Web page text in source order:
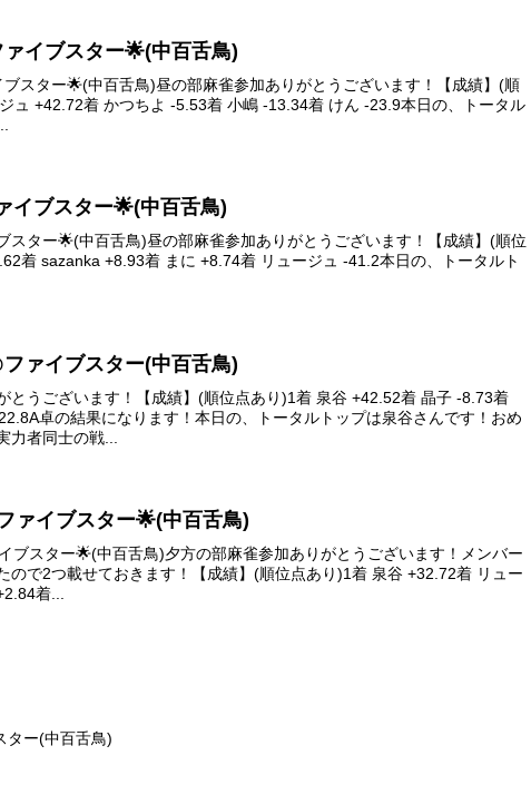
イブスター🌟(中百舌鳥)
スター🌟(中百舌鳥)昼の部麻雀参加ありがとうございます！【成績】(順
ュ +42.72着 かつちよ -5.53着 小嶋 -13.34着 けん -23.9本日の、トータル
イブスター🌟(中百舌鳥)
スター🌟(中百舌鳥)昼の部麻雀参加ありがとうございます！【成績】(順位
着 sazanka +8.93着 まに +8.74着 リュージュ -41.2本日の、トータルト
ァイブスター(中百舌鳥)
とうございます！【成績】(順位点あり)1着 泉谷 +42.52着 晶子 -8.73着
卓の結果になります！本日の、トータルトップは泉谷さんです！おめ
力者同士の戦...
ァイブスター🌟(中百舌鳥)
ブスター🌟(中百舌鳥)夕方の部麻雀参加ありがとうございます！メンバー
ので2つ載せておきます！【成績】(順位点あり)1着 泉谷 +32.72着 リュー
着...
ター(中百舌鳥)